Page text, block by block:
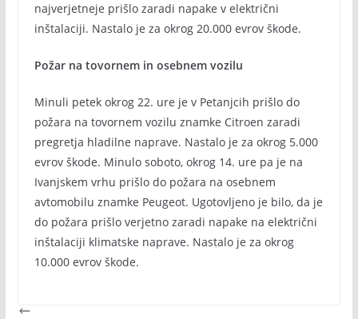
najverjetneje prišlo zaradi napake v električni
inštalaciji. Nastalo je za okrog 20.000 evrov škode.
Požar na tovornem in osebnem vozilu
Minuli petek okrog 22. ure je v Petanjcih prišlo do
požara na tovornem vozilu znamke Citroen zaradi
pregretja hladilne naprave. Nastalo je za okrog 5.000
evrov škode. Minulo soboto, okrog 14. ure pa je na
Ivanjskem vrhu prišlo do požara na osebnem
avtomobilu znamke Peugeot. Ugotovljeno je bilo, da je
do požara prišlo verjetno zaradi napake na električni
inštalaciji klimatske naprave. Nastalo je za okrog
10.000 evrov škode.